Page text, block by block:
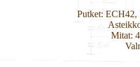
Putket:
Mitat: